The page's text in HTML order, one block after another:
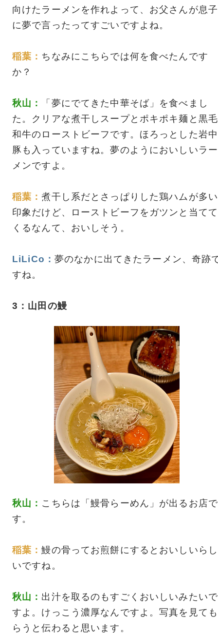
向けたラーメンを作れよって、お父さんが息子
に夢で言ったってすごいですよね。
稲葉： ちなみにこちらでは何を食べたんです
か？
秋山：
「夢にでてきた中華そば」を食べまし
た。クリアな煮干しスープとポキポキ麺と黒毛
和牛のローストビーフです。ほろっとした岩中
豚も入っていますね。夢のようにおいしいラー
メンですよ。
稲葉：煮干し系だとさっぱりした鶏ハムが多い
印象だけど、ローストビーフをガツンと当てて
くるなんて、おいしそう。
LiLiCo： 夢のなかに出てきたラーメン、奇跡
すね。
3：山田の鰻
秋山： こちらは「鰻骨らーめん」が出るお店で
す。
稲葉：鰻の骨ってお煎餅にするとおいしいらし
いですね。
秋山： 出汁を取るのもすごくおいしいみたいで
すよ。けっこう濃厚なんですよ。写真を見ても
らうと伝わると思います。